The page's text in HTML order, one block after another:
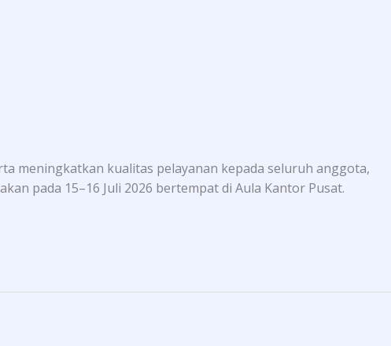
meningkatkan kualitas pelayanan kepada seluruh anggota,
pada 15–16 Juli 2026 bertempat di Aula Kantor Pusat.